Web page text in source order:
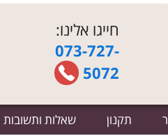
חייגו אלינו:
073-727-
5072
תקנון שאלות ותשובות